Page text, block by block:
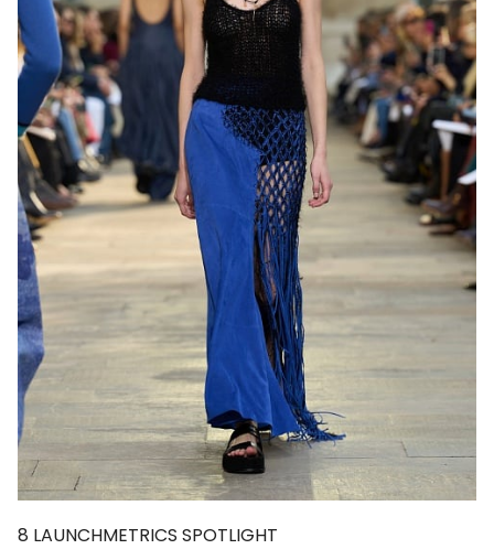
8 LAUNCHMETRICS SPOTLIGHT